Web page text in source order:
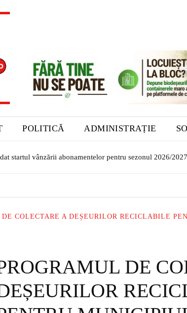
POLITICĂ ADMINISTRAȚIE
startul vânzării abonamentelor pentru sezonul 2026/
sașilor transilvăneni la Muzeul Bistrița.
DE COLECTARE A DEȘEURILOR RECICLABILE
DE